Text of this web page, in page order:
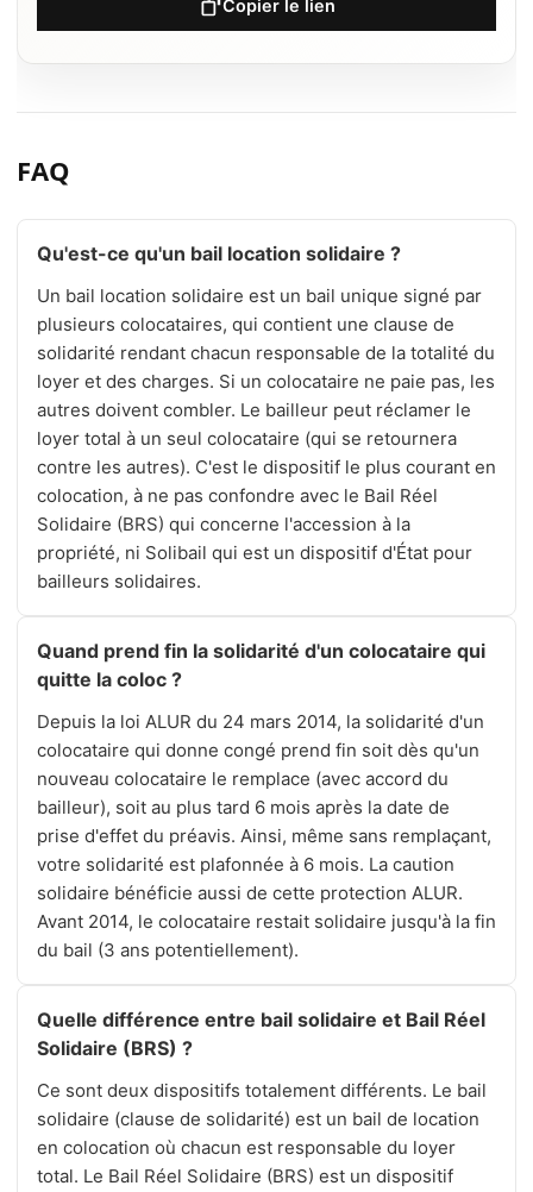
Copier le lien
FAQ
Qu'est-ce qu'un bail location solidaire ?
Un bail location solidaire est un bail unique signé par
plusieurs colocataires, qui contient une clause de
solidarité rendant chacun responsable de la totalité du
loyer et des charges. Si un colocataire ne paie pas, les
autres doivent combler. Le bailleur peut réclamer le
loyer total à un seul colocataire (qui se retournera
contre les autres). C'est le dispositif le plus courant en
colocation, à ne pas confondre avec le Bail Réel
Solidaire (BRS) qui concerne l'accession à la
propriété, ni Solibail qui est un dispositif d'État pour
bailleurs solidaires.
Quand prend fin la solidarité d'un colocataire qui
quitte la coloc ?
Depuis la loi ALUR du 24 mars 2014, la solidarité d'un
colocataire qui donne congé prend fin soit dès qu'un
nouveau colocataire le remplace (avec accord du
bailleur), soit au plus tard 6 mois après la date de
prise d'effet du préavis. Ainsi, même sans remplaçant,
votre solidarité est plafonnée à 6 mois. La caution
solidaire bénéficie aussi de cette protection ALUR.
Avant 2014, le colocataire restait solidaire jusqu'à la fin
du bail (3 ans potentiellement).
Quelle différence entre bail solidaire et Bail Réel
Solidaire (BRS) ?
Ce sont deux dispositifs totalement différents. Le bail
solidaire (clause de solidarité) est un bail de location
en colocation où chacun est responsable du loyer
total. Le Bail Réel Solidaire (BRS) est un dispositif